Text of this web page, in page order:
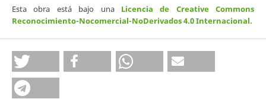
Esta obra está bajo una Licencia de Creative Commons
Reconocimiento-Nocomercial-NoDerivados 4.0 Internacional.